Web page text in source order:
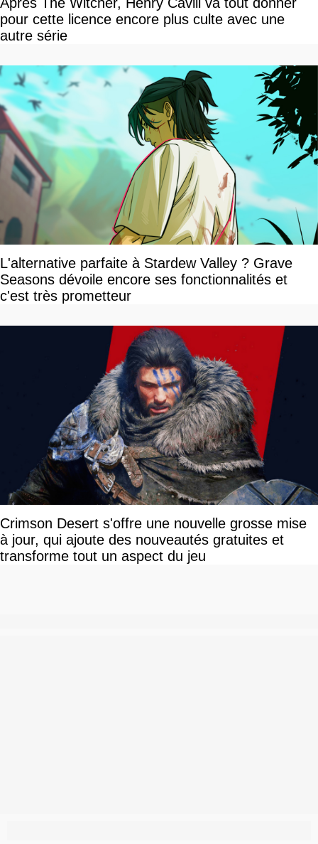
pour cette licence encore plus culte avec une
autre série
L'alternative parfaite à Stardew Valley ? Grave
Seasons dévoile encore ses fonctionnalités et
c'est très prometteur
Crimson Desert s'offre une nouvelle grosse mise
à jour, qui ajoute des nouveautés gratuites et
transforme tout un aspect du jeu